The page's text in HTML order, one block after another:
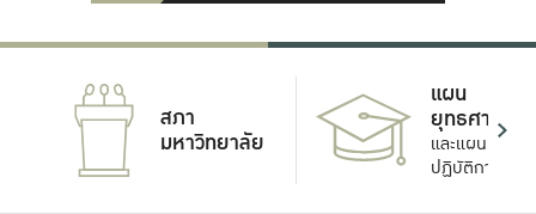
สภา
มหาวิทยาลัย
แผน
ยุทธศาสตร์
และแผน
ปฏิบัติการ